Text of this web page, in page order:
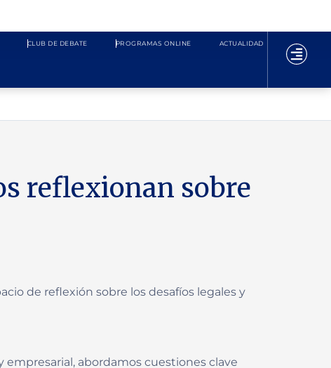
CLUB DE DEBATE PROGRAMAS ONLINE ACTUALIDAD
reflexionan sobre
de reflexión sobre los desafíos legales y
abordamos cuestiones clave